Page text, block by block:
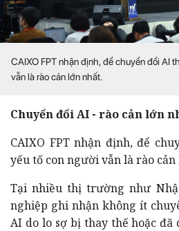
CAIXO FPT nhận định, để chuyển đổi AI
vẫn là rào cản lớn nhất.
Chuyển đổi AI - rào cản lớn
CAIXO FPT nhận định, để
yếu tố con người vẫn là rào
Tại nhiều thị trường như
nghiệp ghi nhận không ít
AI do lo sợ bị thay thế hoặc đã